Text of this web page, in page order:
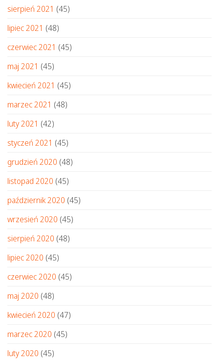
sierpień 2021 (45)
lipiec 2021 (48)
czerwiec 2021 (45)
maj 2021 (45)
kwiecień 2021 (45)
marzec 2021 (48)
luty 2021 (42)
styczeń 2021 (45)
grudzień 2020 (48)
listopad 2020 (45)
październik 2020 (45)
wrzesień 2020 (45)
sierpień 2020 (48)
lipiec 2020 (45)
czerwiec 2020 (45)
maj 2020 (48)
kwiecień 2020 (47)
marzec 2020 (45)
luty 2020 (45)